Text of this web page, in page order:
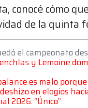
conocé cómo
de la quinta
el campeonato
y Lemoine
es malo
deshizo en elogios
2026: “Único”